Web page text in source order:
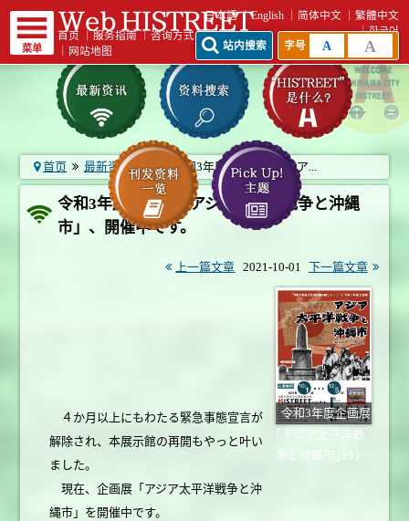
菜单
首页 ｜服务指南 ｜咨询方式
网站地图
日本語 English 简体中文
繁體中文
한국어
站内搜索
字号 A A
首页 最新资讯一览 令和3年度企画展「アジア...
令和3年度企画展「アジア太平洋戦争と沖縄
市」、開催中です。
上一篇文章 2021-10-01 下一篇文章
令和3年度企画展
｢アジア太平洋戦
争と沖縄市｣ﾁﾗｼ
４か月以上にもわたる緊急事態宣言が
解除され、本展示館の再開もやっと叶い
ました。
現在、企画展「アジア太平洋戦争と沖
縄市」を開催中です。